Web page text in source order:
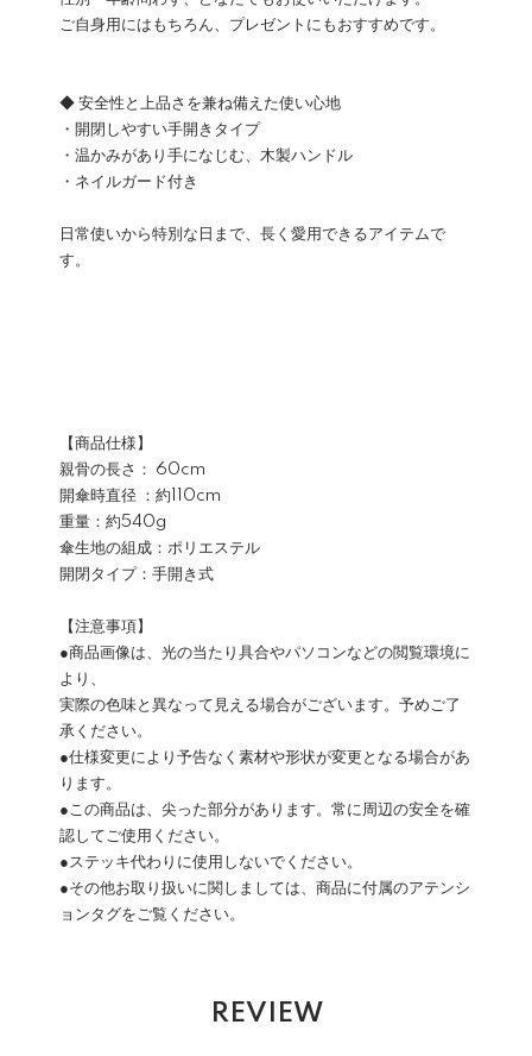
ご自身用にはもちろん、プレゼントにもおすすめです。
◆ 安全性と上品さを兼ね備えた使い心地
・開閉しやすい手開きタイプ
・温かみがあり手になじむ、木製ハンドル
・ネイルガード付き
日常使いから特別な日まで、長く愛用できるアイテムで
す。
【商品仕様】
親骨の長さ： 60cm
開傘時直径 ：約110cm
重量：約540g
傘生地の組成：ポリエステル
開閉タイプ：手開き式
【注意事項】
●商品画像は、光の当たり具合やパソコンなどの閲覧環境に
より、
実際の色味と異なって見える場合がございます。予めご了
承ください。
●仕様変更により予告なく素材や形状が変更となる場合があ
ります。
●この商品は、尖った部分があります。常に周辺の安全を確
認してご使用ください。
●ステッキ代わりに使用しないでください。
●その他お取り扱いに関しましては、商品に付属のアテンシ
ョンタグをご覧ください。
REVIEW